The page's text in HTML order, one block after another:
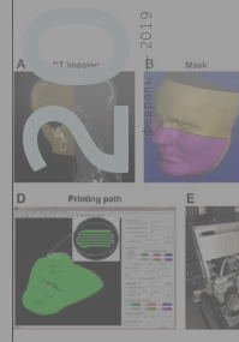
20
февраль — 2019